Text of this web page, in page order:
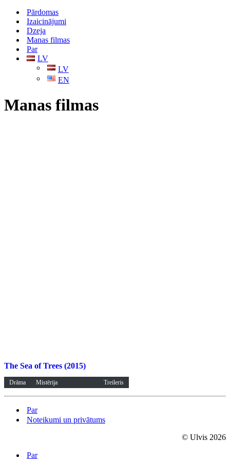
Pārdomas
Izaicinājumi
Dzeja
Manas filmas
Par
LV
LV
EN
Manas filmas
The Sea of Trees (2015)
Drāma Mistērija Treileris
Par
Noteikumi un privātums
© Ulvis 2026
Par